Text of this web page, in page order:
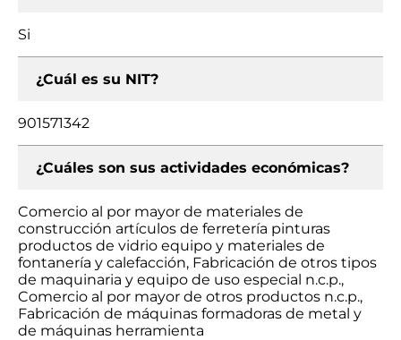
Si
¿Cuál es su NIT?
901571342
¿Cuáles son sus actividades económicas?
Comercio al por mayor de materiales de
construcción artículos de ferretería pinturas
productos de vidrio equipo y materiales de
fontanería y calefacción, Fabricación de otros tipos
de maquinaria y equipo de uso especial n.c.p.,
Comercio al por mayor de otros productos n.c.p.,
Fabricación de máquinas formadoras de metal y
de máquinas herramienta